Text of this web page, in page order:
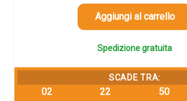
Aggiungi al carrello
Spedizione gratuita
SCADE TRA:
02 22 50